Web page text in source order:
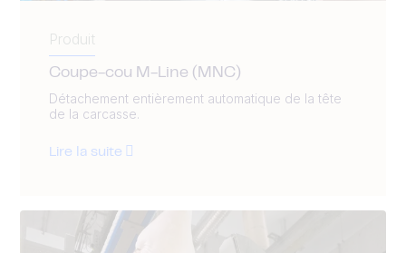
Produit
Coupe-cou M-Line (MNC)
Détachement entièrement automatique de la tête
de la carcasse.
Lire la suite